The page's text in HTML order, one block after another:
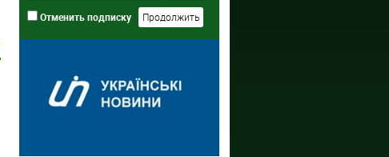
Отменить подписку